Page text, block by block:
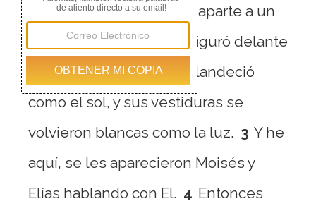
hermano, y los llevó<***> aparte a un
monte alto; 2 y se transfiguró delante
de ellos; y su rostro resplandeció
como el sol, y sus vestiduras se
volvieron blancas como la luz. 3 Y he
aquí, se les aparecieron Moisés y
Elías hablando con El. 4 Entonces